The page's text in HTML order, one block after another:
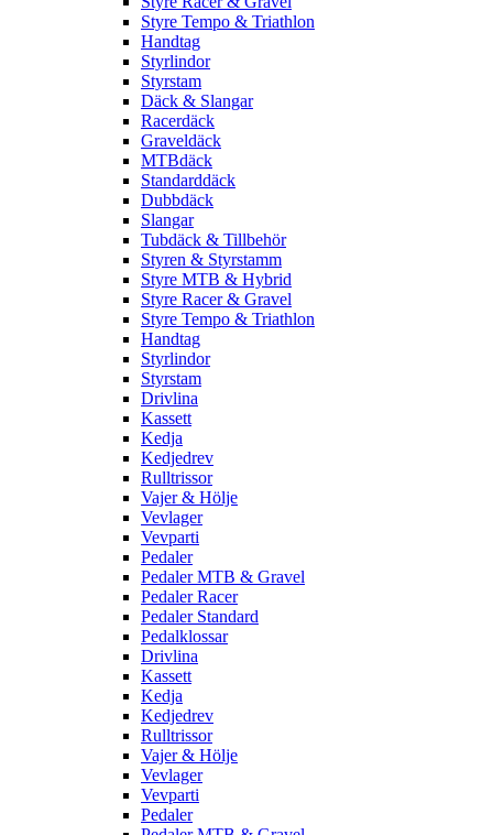
Styre Tempo & Triathlon
Handtag
Styrlindor
Styrstam
Däck & Slangar
Racerdäck
Graveldäck
MTBdäck
Standarddäck
Dubbdäck
Slangar
Tubdäck & Tillbehör
Styren & Styrstamm
Styre MTB & Hybrid
Styre Racer & Gravel
Styre Tempo & Triathlon
Handtag
Styrlindor
Styrstam
Drivlina
Kassett
Kedja
Kedjedrev
Rulltrissor
Vajer & Hölje
Vevlager
Vevparti
Pedaler
Pedaler MTB & Gravel
Pedaler Racer
Pedaler Standard
Pedalklossar
Drivlina
Kassett
Kedja
Kedjedrev
Rulltrissor
Vajer & Hölje
Vevlager
Vevparti
Pedaler